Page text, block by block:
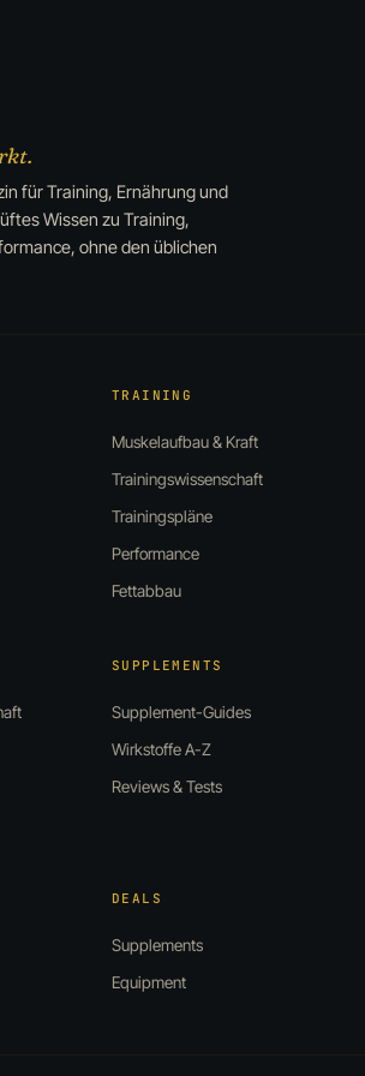
für Training, Ernährung und
Wissen zu Training,
ohne den üblichen
TRAINING
Muskelaufbau & Kraft
Trainingswissenschaft
Trainingspläne
Performance
Fettabbau
SUPPLEMENTS
Supplement-Guides
Wirkstoffe A-Z
Reviews & Tests
DEALS
Supplements
Equipment